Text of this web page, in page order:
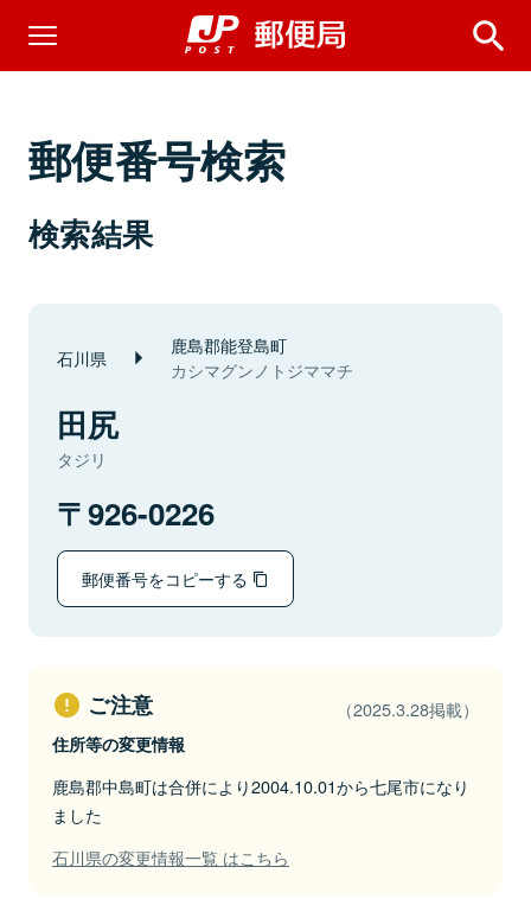
郵便番号検索
検索結果
石川県 鹿島郡能登島町
カシマグンノトジママチ
田尻
タジリ
926-0226
郵便番号をコピーする
ご注意 （2025.3.28掲載）
住所等の変更情報
鹿島郡中島町は合併により2004.10.01から七尾市になり
ました
石川県の変更情報一覧 はこちら